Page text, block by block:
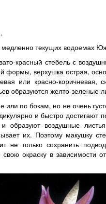
медленно текущих водоемах
красный стебель с
формы, верхушка острая,
или красно-коричневая,
образуются желто-зеленые
по бокам, но не очень
и быстро
образуют воздушные
их. Поэтому макушку
не только сохранить
окраску в зависимости